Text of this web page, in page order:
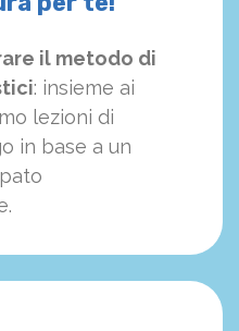
il metodo di
: insieme ai
lezioni di
in base a un